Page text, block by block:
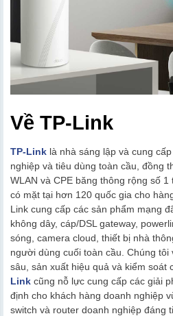
Về TP-Link
TP-Link là nhà sáng lập và cung
nghiệp và tiêu dùng toàn cầu, đồng
WLAN và CPE băng thông rộng số
có mặt tại hơn 120 quốc gia cho
Link cung cấp các sản phẩm mạng
không dây, cáp/DSL gateway,
sóng, camera cloud, thiết bị nhà
người dùng cuối toàn cầu. Chúng tôi
sâu, sản xuất hiệu quả và kiểm soát
Link cũng nỗ lực cung cấp các giải
định cho khách hàng doanh nghiệp
switch và router doanh nghiệp đáng